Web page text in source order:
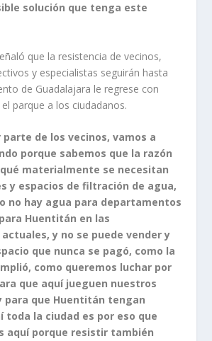
solución que tenga este
que la resistencia de vecinos,
y especialistas seguirán hasta
de Guadalajara le regrese con
parque a los ciudadanos.
de los vecinos, vamos a
porque sabemos que la razón
materialmente se necesitan
y espacios de filtración de agua,
no hay agua para departamentos
Huentitán en las
y no se puede vender y
que nunca se pagó, como la
como queremos luchar por
que aquí jueguen nuestros
para que Huentitán tengan
toda la ciudad es por eso que
aquí porque resistir también